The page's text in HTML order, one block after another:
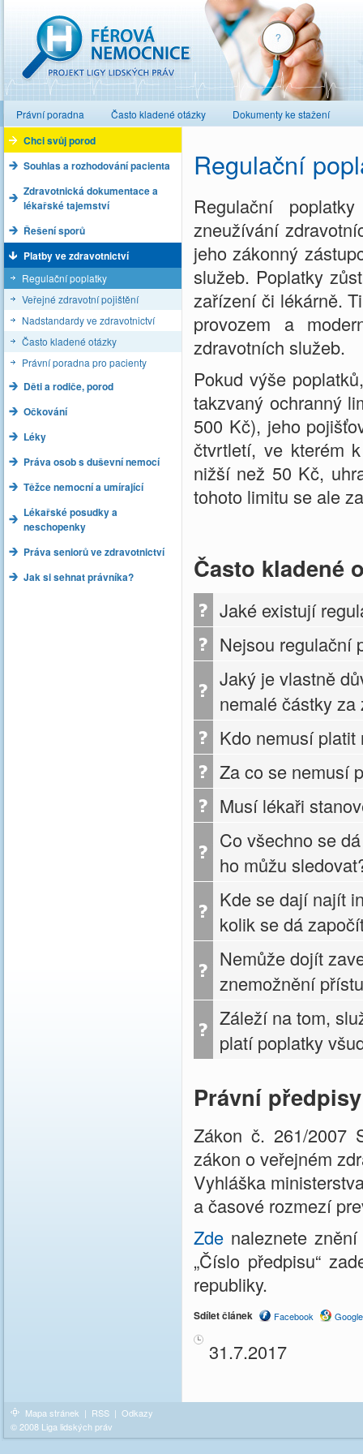
Právní poradna Často kladené otázky Dokumenty ke stažení
Chci svůj porod
Souhlas a rozhodování pacienta
Zdravotnická dokumentace a
lékařské tajemství
Řešení sporů
Platby ve zdravotnictví
Regulační poplatky
Veřejné zdravotní pojištění
Nadstandardy ve zdravotnictví
Často kladené otázky
Právní poradna pro pacienty
Děti a rodiče, porod
Očkování
Léky
Práva osob s duševní nemocí
Těžce nemocní a umírající
Lékařské posudky a
neschopenky
Práva seniorů ve zdravotnictví
Jak si sehnat právníka?
Regulační
Regulační
zneužívání
jeho zákonný
služeb. Poplatky
zařízení či lékárně.
provozem a
zdravotních služeb.
Pokud výše
takzvaný ochranný
500 Kč), jeho
čtvrtletí, ve kterém
nižší než 50 Kč,
tohoto limitu se ale
Často kladené
Jaké existují
Nejsou regulační
Jaký je vlastně
nemalé částky
Kdo nemusí
Za co se nemusí
Musí lékaři
Co všechno se
ho můžu
Kde se dají najít
kolik se dá
Nemůže dojít
znemožnění
Záleží na tom,
platí poplatky
Právní předpisy
Zákon č. 261/2007
zákon o veřejném
Vyhláška
a časové rozmezí
Zde naleznete
„Číslo předpisu“
republiky.
Sdílet článek Facebook Google
31.7.2017
Mapa stránek | RSS | Odkazy
© 2008 Liga lidských práv